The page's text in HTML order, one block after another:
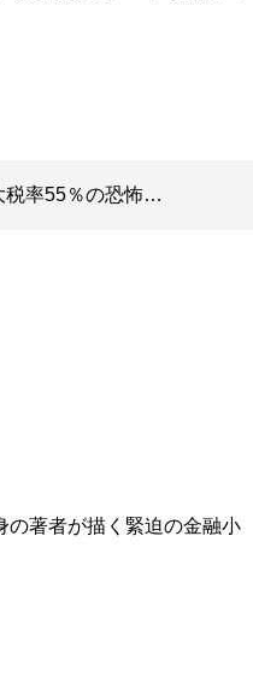
税率55％の恐怖…
の著者が描く緊迫の金融小